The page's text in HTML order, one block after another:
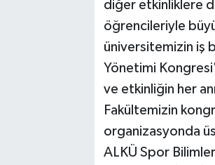
diğer etkinliklere
öğrencileriyle
üniversitemizin iş
Yönetimi
ve etkinliğin her
Fakültemizin
organizasyonda
ALKÜ Spor